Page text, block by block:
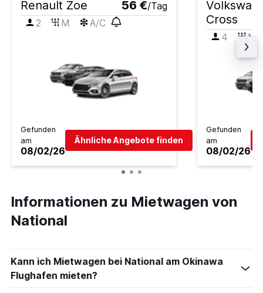
Renault Zoe 56 €/Tag
2
M A/C
Gefunden
am
08/02/26
Ähnliche Angebote finden
Cross
4 M
Gefunden
am
08/02/26
Informationen zu Mietwagen von
National
Kann ich Mietwagen bei National am Okinawa
Flughafen mieten?